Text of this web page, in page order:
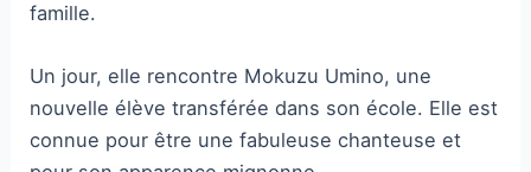
famille.
Un jour, elle rencontre Mokuzu Umino, une
nouvelle élève transférée dans son école. Elle est
connue pour être une fabuleuse chanteuse et